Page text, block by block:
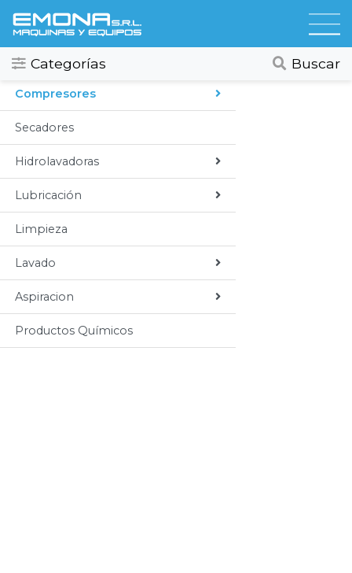
Categorías Buscar
Categorias
Todos
Compresores
Secadores
Hidrolavadoras
Lubricación
Limpieza
Lavado
Aspiracion
Productos Químicos